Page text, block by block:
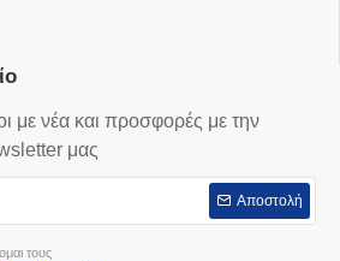
με νέα και προσφορές με την
μας
Αποστολή
τους